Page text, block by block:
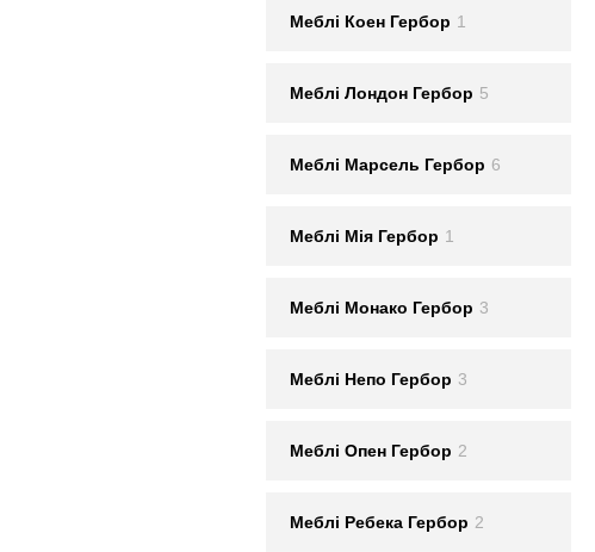
Меблi Коен Гербор 1
Меблi Лондон Гербор 5
Меблi Марсель Гербор 6
Меблi Мія Гербор 1
Меблi Монако Гербор 3
Меблi Непо Гербор 3
Меблi Опен Гербор 2
Меблi Ребека Гербор 2